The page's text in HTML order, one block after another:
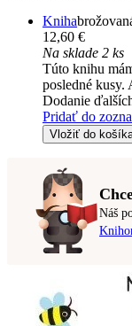
Kniha
12,60 €
Na sklade 2 ks
Túto knihu
posledné kusy.
Dodanie
Pridať do
Vložiť do
Náš